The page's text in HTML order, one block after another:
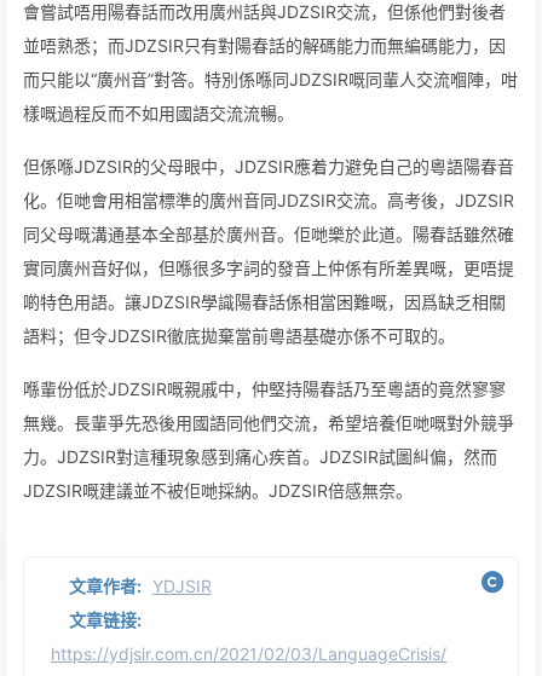
會嘗試唔用陽春話而改用廣州話與JDZSIR交流，但係他們對後者
並唔熟悉；而JDZSIR只有對陽春話的解碼能力而無編碼能力，因
而只能以“廣州音”對答。特別係喺同JDZSIR嘅同輩人交流嗰陣，咁
樣嘅過程反而不如用國語交流流暢。
但係喺JDZSIR的父母眼中，JDZSIR應着力避免自己的粵語陽春音
化。佢哋會用相當標準的廣州音同JDZSIR交流。高考後，JDZSIR
同父母嘅溝通基本全部基於廣州音。佢哋樂於此道。陽春話雖然確
實同廣州音好似，但喺很多字詞的發音上仲係有所差異嘅，更唔提
啲特色用語。讓JDZSIR學識陽春話係相當困難嘅，因爲缺乏相關
語料；但令JDZSIR徹底拋棄當前粵語基礎亦係不可取的。
喺輩份低於JDZSIR嘅親戚中，仲堅持陽春話乃至粵語的竟然寥寥
無幾。長輩爭先恐後用國語同他們交流，希望培養佢哋嘅對外競爭
力。JDZSIR對這種現象感到痛心疾首。JDZSIR試圖糾偏，然而
JDZSIR嘅建議並不被佢哋採納。JDZSIR倍感無奈。
文章作者: YDJSIR
文章链接:
https://ydjsir.com.cn/2021/02/03/LanguageCrisis/